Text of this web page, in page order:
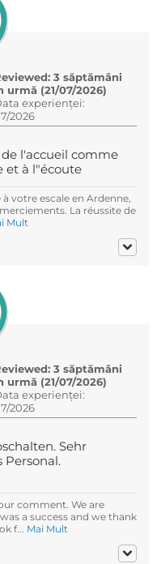
3 săptămâni
urmă (21/07/2026)
experienței:
2026
l'accueil comme
et à l"écoute
votre escale en Ardenne,
La réussite de
Mult
3 săptămâni
urmă (21/07/2026)
experienței:
2026
Sehr
Personal.
comment. We are
a success and we thank
f... Mai Mult